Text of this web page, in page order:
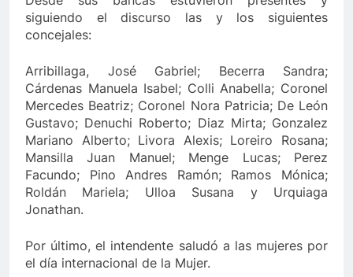
siguiendo el discurso las y los siguientes
concejales:
Arribillaga, José Gabriel; Becerra Sandra;
Cárdenas Manuela Isabel; Colli Anabella; Coronel
Mercedes Beatriz; Coronel Nora Patricia; De León
Gustavo; Denuchi Roberto; Diaz Mirta; Gonzalez
Mariano Alberto; Livora Alexis; Loreiro Rosana;
Mansilla Juan Manuel; Menge Lucas; Perez
Facundo; Pino Andres Ramón; Ramos Mónica;
Roldán Mariela; Ulloa Susana y Urquiaga
Jonathan.
Por último, el intendente saludó a las mujeres por
el día internacional de la Mujer.